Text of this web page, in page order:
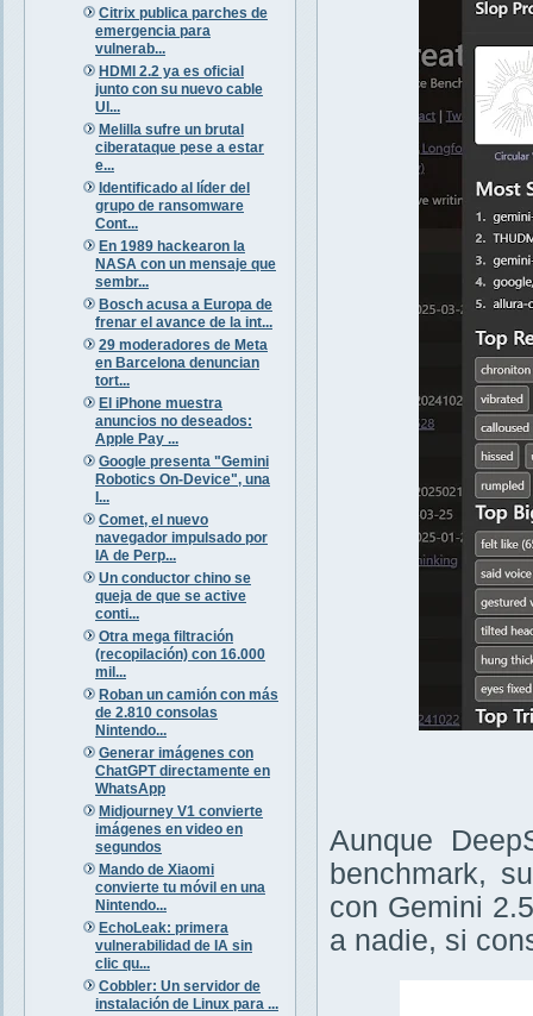
Citrix publica parches de
emergencia para
vulnerab...
HDMI 2.2 ya es oficial
junto con su nuevo cable
Ul...
Melilla sufre un brutal
ciberataque pese a estar
e...
Identificado al líder del
grupo de ransomware
Cont...
En 1989 hackearon la
NASA con un mensaje que
sembr...
Bosch acusa a Europa de
frenar el avance de la int...
29 moderadores de Meta
en Barcelona denuncian
tort...
El iPhone muestra
anuncios no deseados:
Apple Pay ...
Google presenta "Gemini
Robotics On-Device", una
I...
Comet, el nuevo
navegador impulsado por
IA de Perp...
Un conductor chino se
queja de que se active
conti...
Otra mega filtración
(recopilación) con 16.000
mil...
Roban un camión con más
de 2.810 consolas
Nintendo...
Generar imágenes con
ChatGPT directamente en
WhatsApp
Midjourney V1 convierte
imágenes en video en
segundos
Mando de Xiaomi
convierte tu móvil en una
Nintendo...
EchoLeak: primera
vulnerabilidad de IA sin
clic qu...
Cobbler: Un servidor de
instalación de Linux para ...
Aunque
benchmark,
con Gemini
a nadie, si